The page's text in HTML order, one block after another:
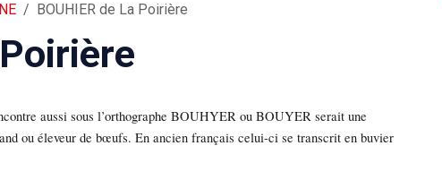
BOUHIER de La Poirière
aussi sous l’orthographe BOUHYER ou BOUYER serait une
ou éleveur de bœufs. En ancien français celui-ci se transcrit en buvier